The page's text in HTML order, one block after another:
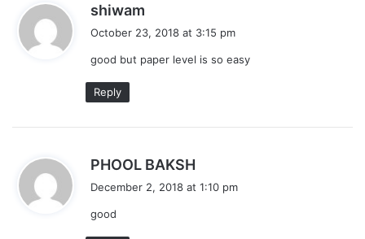
shiwam
a
s
October 23, 2018 at 3:15 pm
good but paper level is so easy
Reply
PHOOL BAKSH
December 2, 2018 at 1:10 pm
good